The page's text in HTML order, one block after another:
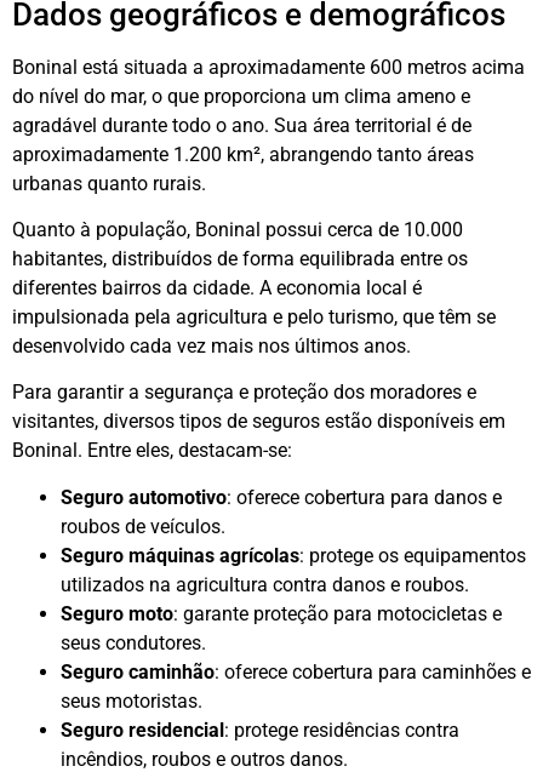
Dados geográficos e demográficos
Boninal está situada a aproximadamente 600 metros acima
do nível do mar, o que proporciona um clima ameno e
agradável durante todo o ano. Sua área territorial é de
aproximadamente 1.200 km², abrangendo tanto áreas
urbanas quanto rurais.
Quanto à população, Boninal possui cerca de 10.000
habitantes, distribuídos de forma equilibrada entre os
diferentes bairros da cidade. A economia local é
impulsionada pela agricultura e pelo turismo, que têm se
desenvolvido cada vez mais nos últimos anos.
Para garantir a segurança e proteção dos moradores e
visitantes, diversos tipos de seguros estão disponíveis em
Boninal. Entre eles, destacam-se:
Seguro automotivo: oferece cobertura para danos e
roubos de veículos.
Seguro máquinas agrícolas: protege os equipamentos
utilizados na agricultura contra danos e roubos.
Seguro moto: garante proteção para motocicletas e
seus condutores.
Seguro caminhão: oferece cobertura para caminhões e
seus motoristas.
Seguro residencial: protege residências contra
incêndios, roubos e outros danos.